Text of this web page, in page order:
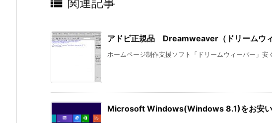
関連記事
アドビ正規品 Dreamweaver（ドリームウ
ホームページ制作支援ソフト「ドリームウィーバー」
Microsoft Windows(Windows 8.1)をお安い